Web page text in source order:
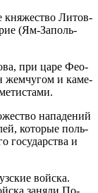
кня­же­ство Ли­тов­
(Ям-За­поль­
при ца­ре Фе­о­
жем­чу­гом и ка­ме­
на­па­де­ний
ко­то­рые поль­
го­су­дар­ства и
вой­ска.
за­ня­ли По­